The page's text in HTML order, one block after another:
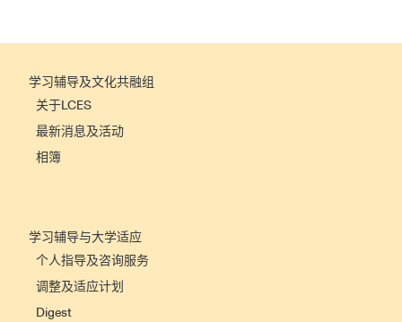
学习辅导及文化共融组
关于LCES
最新消息及活动
相簿
学习辅导与大学适应
个人指导及咨询服务
调整及适应计划
Digest